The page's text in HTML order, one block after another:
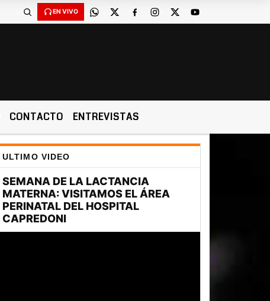
EN VIVO
CONTACTO ENTREVISTAS
ULTIMO VIDEO